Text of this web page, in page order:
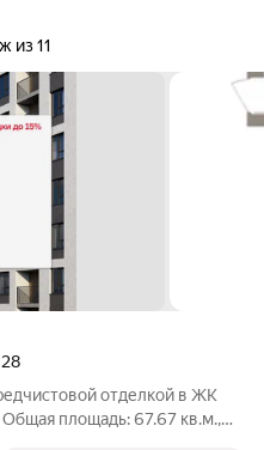
из 11
отделкой в ЖК
площадь: 67.67 кв.м.,